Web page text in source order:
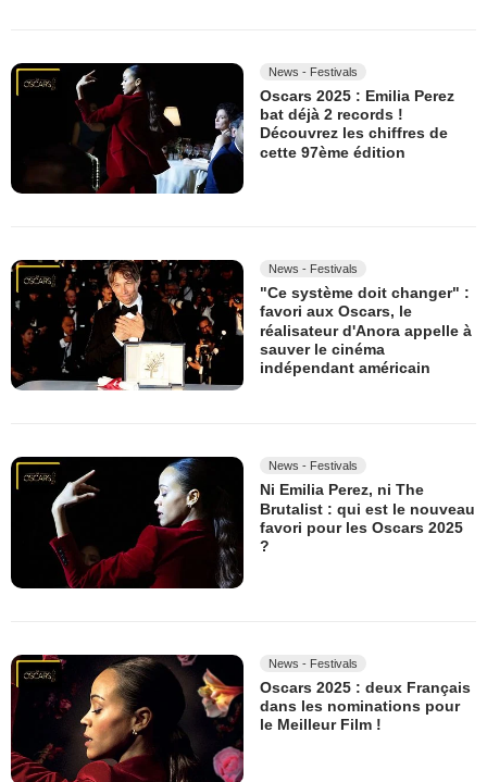
News - Festivals
Oscars 2025 : Emilia Perez
bat déjà 2 records !
Découvrez les chiffres de
cette 97ème édition
News - Festivals
"Ce système doit changer" :
favori aux Oscars, le
réalisateur d'Anora appelle à
sauver le cinéma
indépendant américain
News - Festivals
Ni Emilia Perez, ni The
Brutalist : qui est le nouveau
favori pour les Oscars 2025
?
News - Festivals
Oscars 2025 : deux Français
dans les nominations pour
le Meilleur Film !